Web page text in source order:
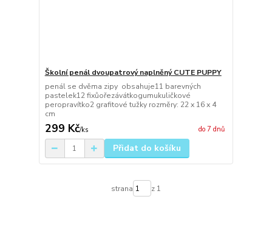
Školní penál dvoupatrový naplněný CUTE PUPPY
penál se dvěma zipy obsahuje11 barevných
pastelek12 fixůořezávátkogumukuličkové
peropravítko2 grafitové tužky rozměry: 22 x 16 x 4
cm
299 Kč/ks do 7 dnů
Přidat do košíku
strana z 1